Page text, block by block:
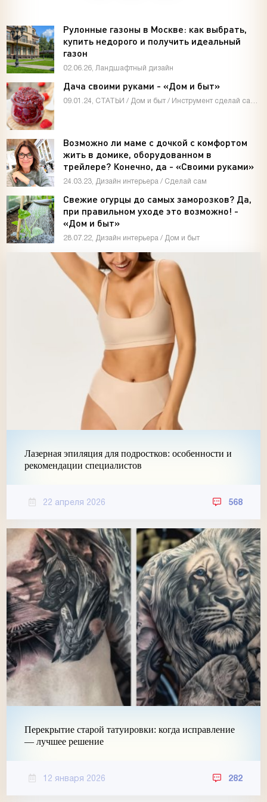
Рулонные газоны в Москве: как выбрать,
купить недорого и получить идеальный
газон
02.06.26, Ландшафтный дизайн
Дача своими руками - «Дом и быт»
Возможно ли маме с дочкой с комфортом
жить в домике, оборудованном в
трейлере? Конечно, да - «Своими руками»
24.03.23, Дизайн интерьера / Сделай сам
Свежие огурцы до самых заморозков? Да,
при правильном уходе это возможно! -
«Дом и быт»
28.07.22, Дизайн интерьера / Дом и быт
Лазерная эпиляция для подростков: особенности и
рекомендации специалистов
22 апреля 2026 568
Перекрытие старой татуировки: когда исправление
— лучшее решение
12 января 2026 282